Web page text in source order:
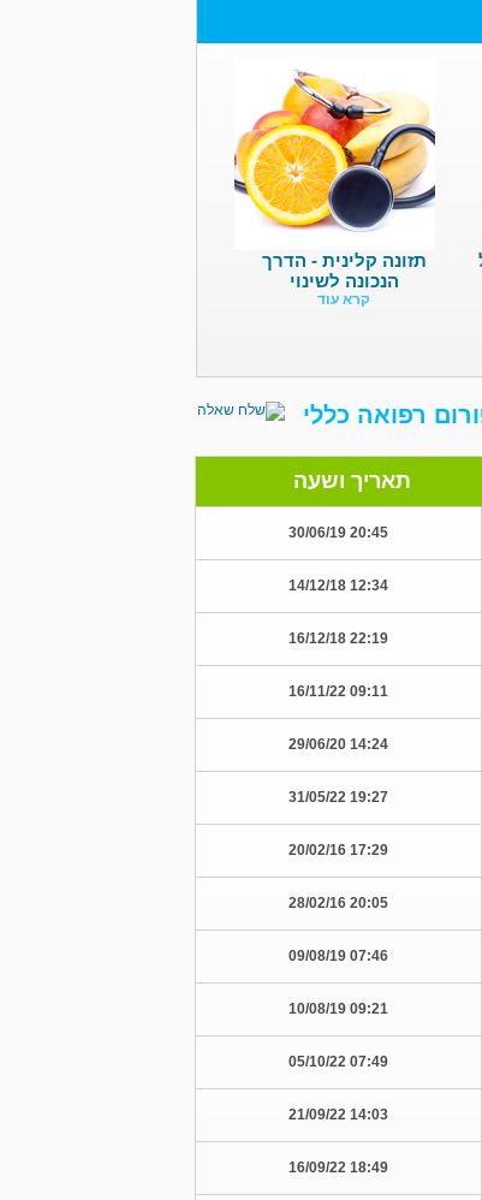
תזונה קלינית - הדרך
הנכונה לשינוי
קרא עוד
רפואה כללי
תאריך ושעה
20:45 30/06/19
12:34 14/12/18
22:19 16/12/18
09:11 16/11/22
14:24 29/06/20
19:27 31/05/22
17:29 20/02/16
20:05 28/02/16
07:46 09/08/19
09:21 10/08/19
07:49 05/10/22
14:03 21/09/22
18:49 16/09/22